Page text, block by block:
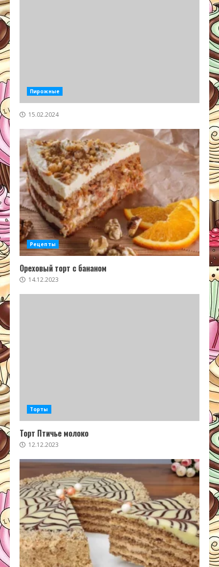
Пирожные
15.02.2024
Рецепты
Ореховый торт с бананом
14.12.2023
Торты
Торт Птичье молоко
12.12.2023